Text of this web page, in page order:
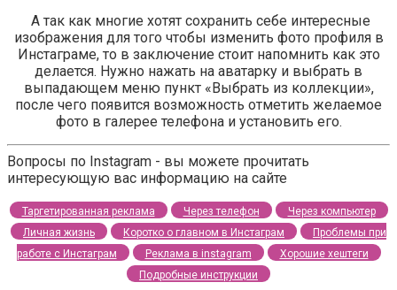
А так как многие хотят сохранить себе интересные
изображения для того чтобы изменить фото профиля в
Инстаграме, то в заключение стоит напомнить как это
делается. Нужно нажать на аватарку и выбрать в
выпадающем меню пункт «Выбрать из коллекции»,
после чего появится возможность отметить желаемое
фото в галерее телефона и установить его.
Вопросы по Instagram - вы можете прочитать
интересующую вас информацию на сайте
Таргетированная реклама Через телефон
Через компьютер
Личная жизнь
Коротко о главном в Инстаграм
Проблемы при
работе с Инстаграм
Реклама в instagram
Хорошие хештеги
Подробные инструкции